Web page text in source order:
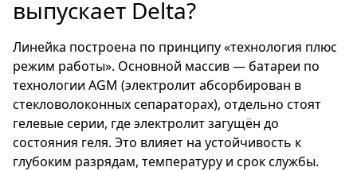
выпускает Delta?
Линейка построена по принципу «технология плюс
режим работы». Основной массив — батареи по
технологии AGM (электролит абсорбирован в
стекловолоконных сепараторах), отдельно стоят
гелевые серии, где электролит загущён до
состояния геля. Это влияет на устойчивость к
глубоким разрядам, температуру и срок службы.